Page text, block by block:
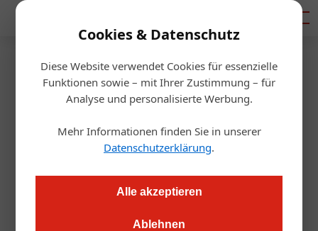
Cookies & Datenschutz
Diese Website verwendet Cookies für essenzielle
Funktionen sowie – mit Ihrer Zustimmung – für
Analyse und personalisierte Werbung.
Mehr Informationen finden Sie in unserer
Datenschutzerklärung.
Alle akzeptieren
Ablehnen
Startseite/Gastro & Hotel
NÖ-Tourismus-Chef im
Interview: Wachstum ja, aber
nicht um jeden Preis!